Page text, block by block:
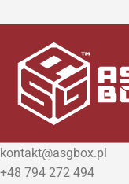
kontakt@asgbox.pl
+48 794 272 494